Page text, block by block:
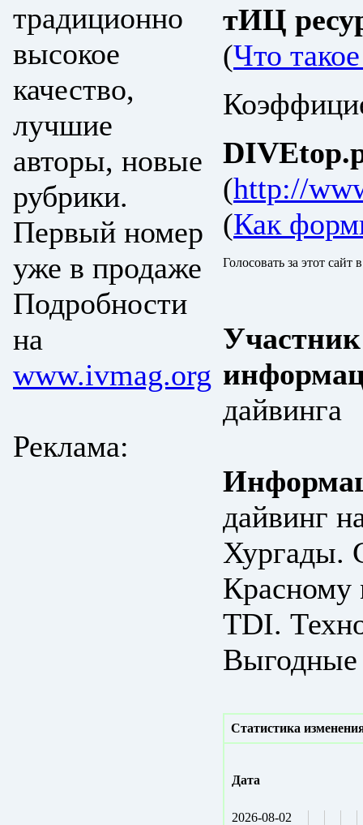
традиционно
высокое
качество,
лучшие
авторы, новые
рубрики.
Первый номер
уже в продаже
Подробности
на
www.ivmag.org
Реклама:
тИЦ
(Что
(http://
(Как
Голосовать за этот сайт
дайвинга
дайвинг
Хургады.
TDI.
Выгодные
Статистика
Дата
2026-08-02